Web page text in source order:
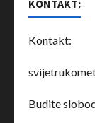
KONTAKT:
Kontakt:
Budite